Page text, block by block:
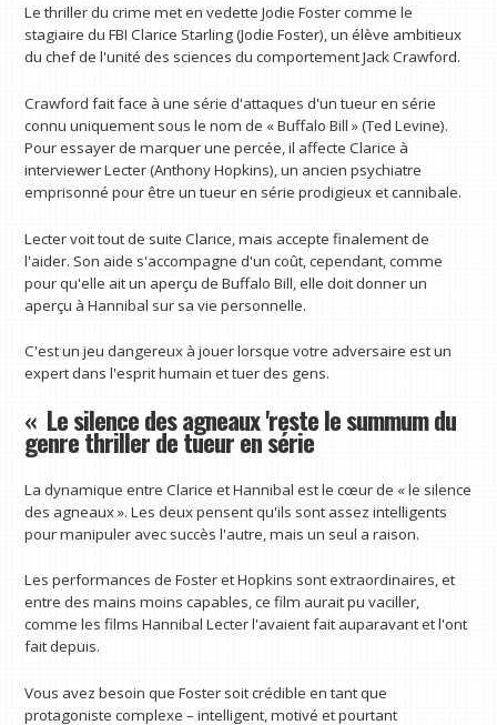
Le thriller du crime met en vedette Jodie Foster comme le
stagiaire du FBI Clarice Starling (Jodie Foster), un élève ambitieux
du chef de l'unité des sciences du comportement Jack Crawford.
Crawford fait face à une série d'attaques d'un tueur en série
connu uniquement sous le nom de « Buffalo Bill » (Ted Levine).
Pour essayer de marquer une percée, il affecte Clarice à
interviewer Lecter (Anthony Hopkins), un ancien psychiatre
emprisonné pour être un tueur en série prodigieux et cannibale.
Lecter voit tout de suite Clarice, mais accepte finalement de
l'aider. Son aide s'accompagne d'un coût, cependant, comme
pour qu'elle ait un aperçu de Buffalo Bill, elle doit donner un
aperçu à Hannibal sur sa vie personnelle.
C'est un jeu dangereux à jouer lorsque votre adversaire est un
expert dans l'esprit humain et tuer des gens.
« Le silence des agneaux 'reste le summum du
genre thriller de tueur en série
La dynamique entre Clarice et Hannibal est le cœur de « le silence
des agneaux ». Les deux pensent qu'ils sont assez intelligents
pour manipuler avec succès l'autre, mais un seul a raison.
Les performances de Foster et Hopkins sont extraordinaires, et
entre des mains moins capables, ce film aurait pu vaciller,
comme les films Hannibal Lecter l'avaient fait auparavant et l'ont
fait depuis.
Vous avez besoin que Foster soit crédible en tant que
protagoniste complexe – intelligent, motivé et pourtant